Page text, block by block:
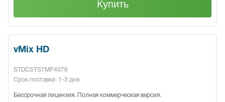
Купить
vMix HD
STDCSTSTMP4076
Срок поставки: 1-3 дня
Бессрочная лицензия. Полная коммерческая версия.